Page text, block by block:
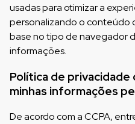
usadas para otimizar a
personalizando o conteúdo
base no tipo de navegador
informações.
Política de privacidade
minhas informações
De acordo com a CCPA,